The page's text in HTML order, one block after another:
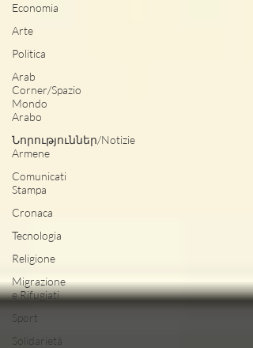
Economia
Arte
Politica
Arab
Corner/Spazio
Mondo
Arabo
Նորություններ/Notizie
Armene
Comunicati
Stampa
Cronaca
Tecnologia
Religione
Migrazione
e Rifugiati
Sport
Solidarietà